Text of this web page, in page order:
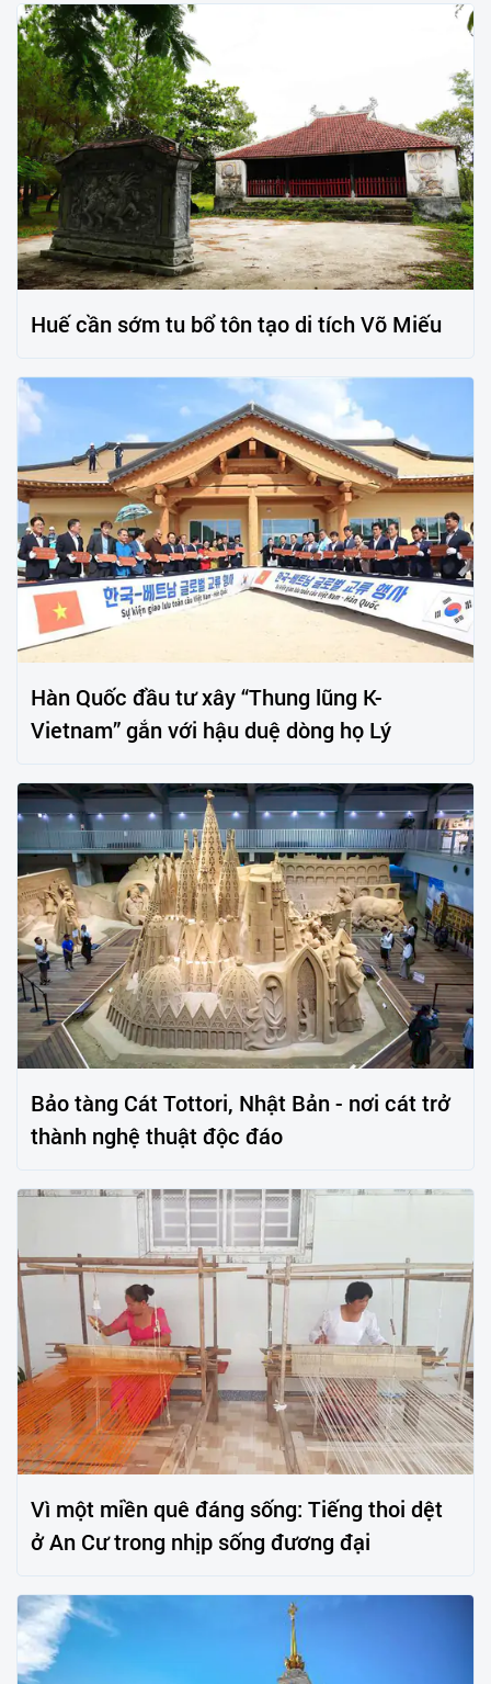
Huế cần sớm tu bổ tôn tạo di tích Võ Miếu
Hàn Quốc đầu tư xây “Thung lũng K-
Vietnam” gắn với hậu duệ dòng họ Lý
Bảo tàng Cát Tottori, Nhật Bản - nơi cát trở
thành nghệ thuật độc đáo
Vì một miền quê đáng sống: Tiếng thoi dệt
ở An Cư trong nhịp sống đương đại